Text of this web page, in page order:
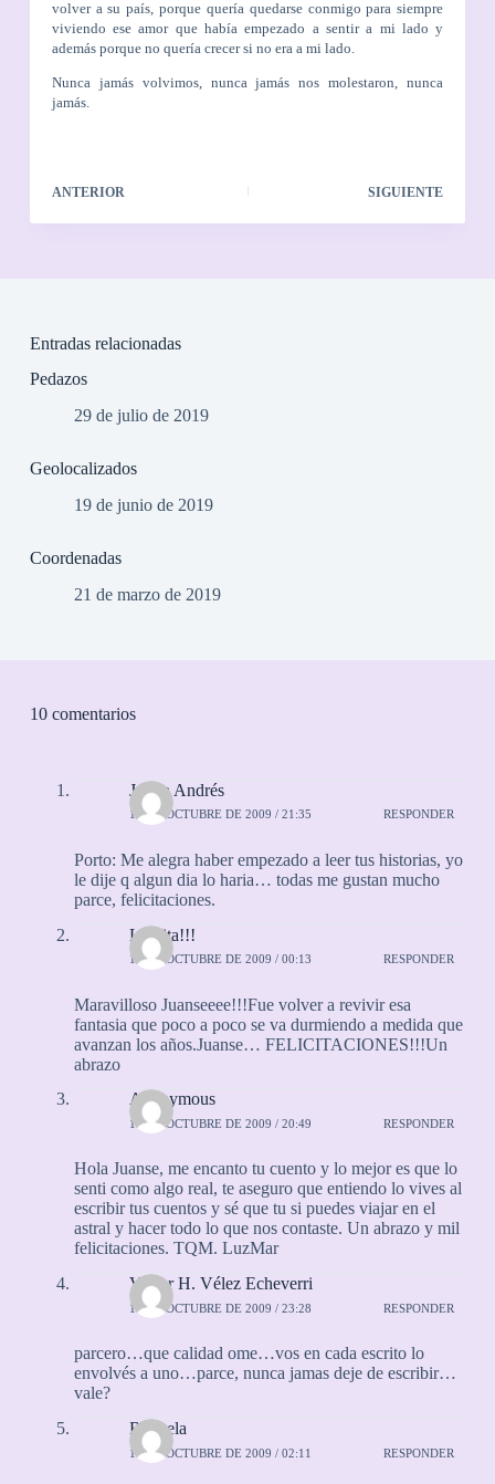
volver a su país, porque quería quedarse conmigo para siempre
viviendo ese amor que había empezado a sentir a mi lado y
además porque no quería crecer si no era a mi lado.
Nunca jamás volvimos, nunca jamás nos molestaron, nunca
jamás.
ANTERIOR SIGUIENTE
Entradas relacionadas
Pedazos
29 de julio de 2019
Geolocalizados
19 de junio de 2019
Coordenadas
21 de marzo de 2019
10 comentarios
Julian Andrés
15 DE OCTUBRE DE 2009 / 21:35 RESPONDER
Porto: Me alegra haber empezado a leer tus historias, yo
le dije q algun dia lo haria… todas me gustan mucho
parce, felicitaciones.
Laurita!!!
16 DE OCTUBRE DE 2009 / 00:13 RESPONDER
Maravilloso Juanseeee!!!Fue volver a revivir esa
fantasia que poco a poco se va durmiendo a medida que
avanzan los años.Juanse… FELICITACIONES!!!Un
abrazo
Anonymous
16 DE OCTUBRE DE 2009 / 20:49 RESPONDER
Hola Juanse, me encanto tu cuento y lo mejor es que lo
senti como algo real, te aseguro que entiendo lo vives al
escribir tus cuentos y sé que tu si puedes viajar en el
astral y hacer todo lo que nos contaste. Un abrazo y mil
felicitaciones. TQM. LuzMar
Víctor H. Vélez Echeverri
16 DE OCTUBRE DE 2009 / 23:28 RESPONDER
parcero…que calidad ome…vos en cada escrito lo
envolvés a uno…parce, nunca jamas deje de escribir…
vale?
Rayuela
17 DE OCTUBRE DE 2009 / 02:11 RESPONDER